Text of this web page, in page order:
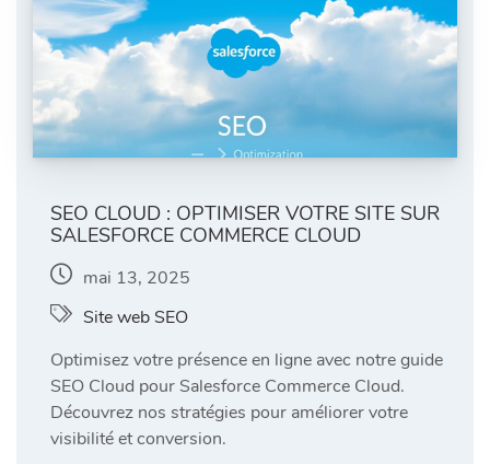
SEO CLOUD : OPTIMISER VOTRE SITE SUR
SALESFORCE COMMERCE CLOUD
mai 13, 2025
Site web SEO
Optimisez votre présence en ligne avec notre guide
SEO Cloud pour Salesforce Commerce Cloud.
Découvrez nos stratégies pour améliorer votre
visibilité et conversion.